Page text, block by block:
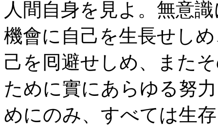
人間自身を見よ。無意
機會に自己を生長せし
己を囘避せしめ、また
ために實にあらゆる努
めにのみ、すべては生